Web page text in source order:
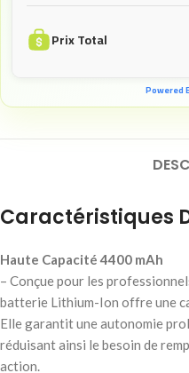
Prix Total
Powered
Caractéristiques
Haute Capacité 4400 mAh
– Conçue pour les
batterie Lithium-Ion offre une
Elle garantit une autonomie
réduisant ainsi le besoin de
action.